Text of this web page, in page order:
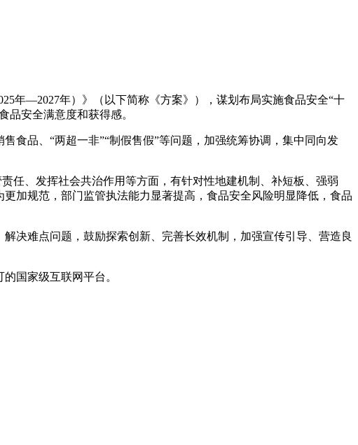
年—2027年）》（以下简称《方案》），谋划布局实施食品安全“十
品安全满意度和获得感。
品、“两超一非”“制假售假”等问题，加强统筹协调，集中同向发
任、发挥社会共治作用等方面，有针对性地建机制、补短板、强弱
加规范，部门监管执法能力显著提高，食品安全风险明显降低，食品
难点问题，鼓励探索创新、完善长效机制，加强宣传引导、营造良
国家级互联网平台。